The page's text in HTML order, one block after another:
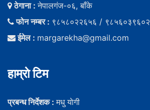
ठेगाना :नेपालगंज-०६, बाँके
फोन नम्बर : ९८५८०२२६५६ / ९८५६०३९६०२
ईमेल : margarekha@gmail.com
हाम्राे टिम
प्रबन्ध निर्देशक :मधु याेगी